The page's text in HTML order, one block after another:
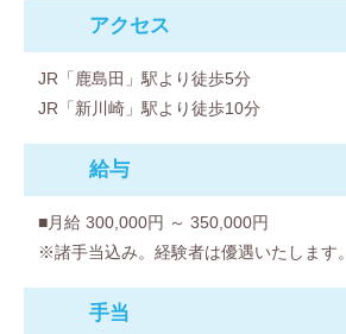
アクセス
JR「鹿島田」駅より徒歩5分
JR「新川崎」駅より徒歩10分
給与
■月給 300,000円 ～ 350,000円
※諸手当込み。経験者は優遇いたします。
⼿当